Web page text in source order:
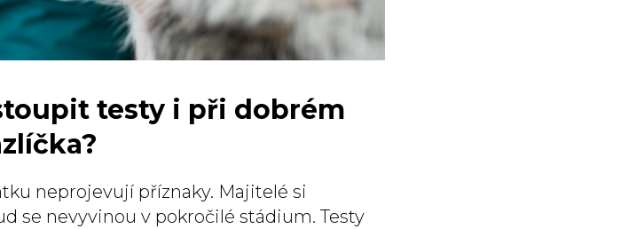
testy i při dobrém
neprojevují příznaky. Majitelé si
se nevyvinou v pokročilé stádium. Testy